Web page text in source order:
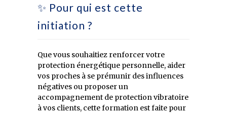
✨ Pour qui est cette
initiation ?
Que vous souhaitiez renforcer votre
protection énergétique personnelle, aider
vos proches à se prémunir des influences
négatives ou proposer un
accompagnement de protection vibratoire
à vos clients, cette formation est faite pour